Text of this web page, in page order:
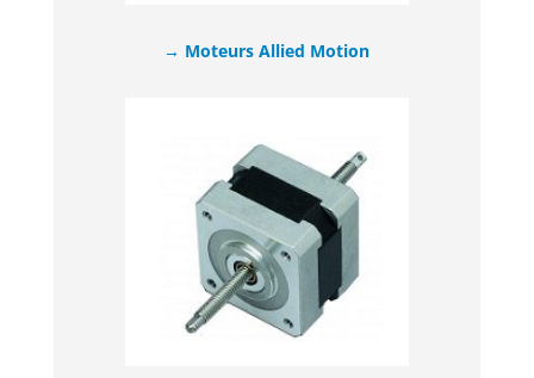
→ Moteurs Allied Motion